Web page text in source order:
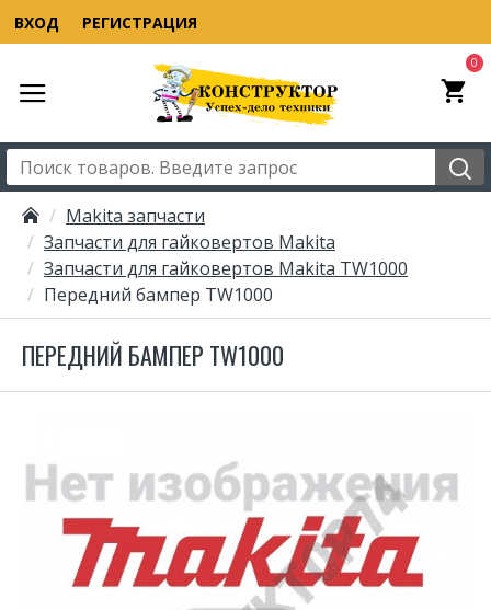
ВХОД РЕГИСТРАЦИЯ
0
Makita запчасти
Запчасти для гайковертов Makita
Запчасти для гайковертов Makita TW1000
Передний бампер TW1000
ПЕРЕДНИЙ БАМПЕР TW1000